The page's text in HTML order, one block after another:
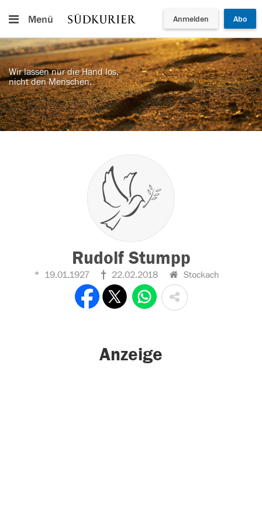
Menü Anmelden Abo
Wir lassen nur die Hand los,
nicht den Menschen.
Rudolf Stumpp
19.01.1927 22.02.2018 Stockach
Anzeige